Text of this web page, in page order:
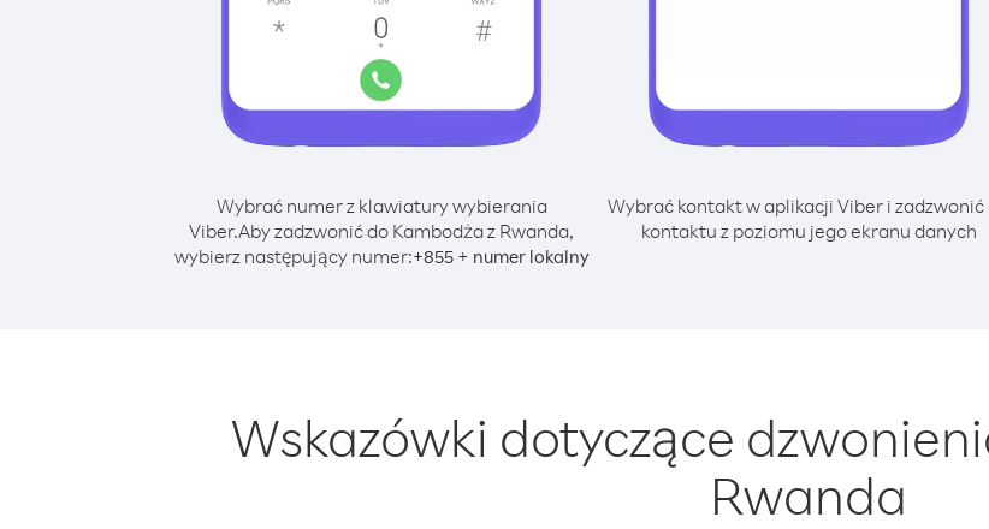
Wybrać numer z klawiatury wybierania
Viber.Aby zadzwonić do Kambodża z Rwanda,
wybierz następujący numer:+855+ numer lokalny
Wybrać kontakt w aplikacji Viber i zadzwonić
kontaktu z poziomu jego ekranu danych
Wskazówki dotyczące
Rwanda